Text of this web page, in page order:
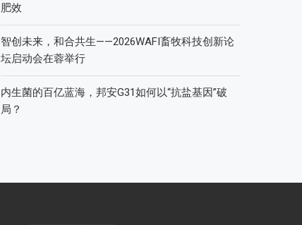
肥效
智创未来，和合共生——2026WAFI畜牧科技创新论
坛启动会在蓉举行
内生菌的百亿蓝海，邦安G31如何以“抗盐基因”破
局？